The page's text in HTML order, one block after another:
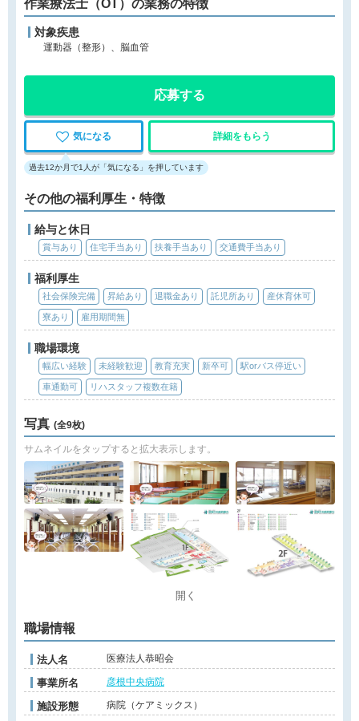
作業療法士（OT）の業務の特徴
対象疾患
運動器（整形）、脳血管
応募する
気になる 詳細をもらう
過去12か月で1人が「気になる」を押しています
その他の福利厚生・特徴
給与と休日
賞与あり 住宅手当あり 扶養手当あり 交通費手当あり
福利厚生
社会保険完備 昇給あり 退職金あり 託児所あり 産休育休可
寮あり 雇用期間無
職場環境
幅広い経験 未経験歓迎 教育充実 新卒可 駅orバス停近い
車通勤可 リハスタッフ複数在籍
写真 (全9枚)
サムネイルをタップすると拡大表示します。
開く
職場情報
法人名 医療法人恭昭会
事業所名 彦根中央病院
施設形態 病院（ケアミックス）